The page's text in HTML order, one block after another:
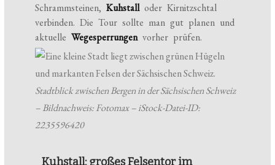
Schrammsteinen,Kuhstalloder Kirnitzschtal
verbinden. Die Tour sollte man gut planen und
aktuelleWegesperrungenvorher prüfen.
Stadtblick zwischen Bergen in der Sächsischen Schweiz
– Bildnachweis: Fotomax – iStock-Datei-ID:
2235596420
Kuhstall: großes Felsentor im